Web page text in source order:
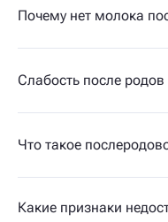
Почему нет молока
Слабость после
Что такое
Какие признаки